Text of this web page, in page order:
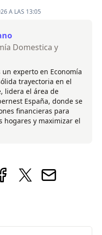
A LAS 13:05
Domestica y
experto en Economía
trayectoria en el
lidera el área de
España, donde se
financieras para
y maximizar el